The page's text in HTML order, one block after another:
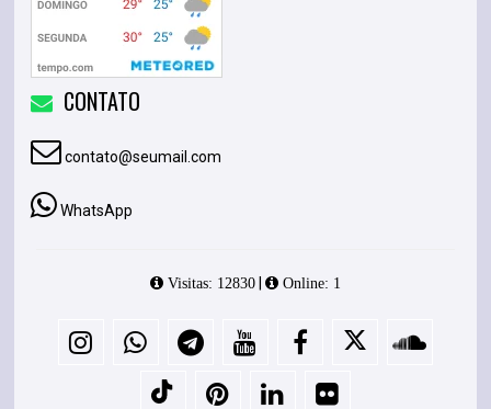
CONTATO
contato@seumail.com
WhatsApp
Visitas: 12830| Online: 1